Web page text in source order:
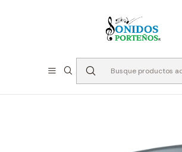
Instrumentos de Cuerda